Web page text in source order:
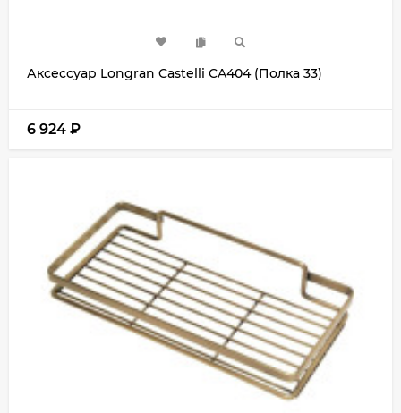
Аксессуар Longran Castelli CA404 (Полка 33)
6 924 ₽